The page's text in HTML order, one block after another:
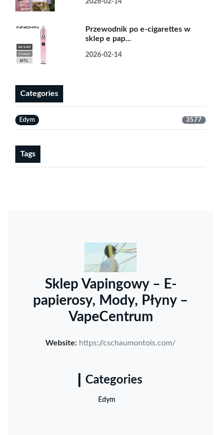
2026-02-14
Przewodnik po e-cigarettes w
sklep e pap...
2026-02-14
Categories
Edym 3577
Tags
Sklep Vapingowy – E-
papierosy, Mody, Płyny –
VapeCentrum
Website: https://cschaumontois.com/
Categories
Edym